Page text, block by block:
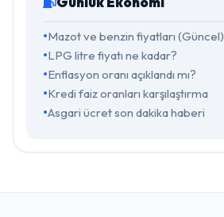
Mazot ve benzin fiyatları (Güncel)
LPG litre fiyatı ne kadar?
Enflasyon oranı açıklandı mı?
Kredi faiz oranları karşılaştırma
Asgari ücret son dakika haberi